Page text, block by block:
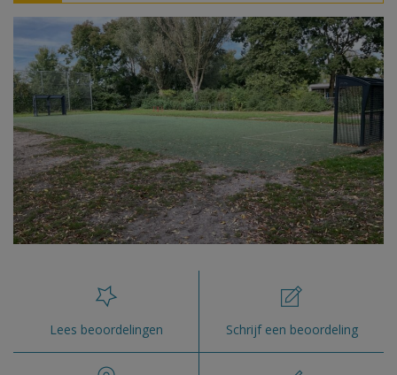
Lees beoordelingen Schrijf een beoordeling